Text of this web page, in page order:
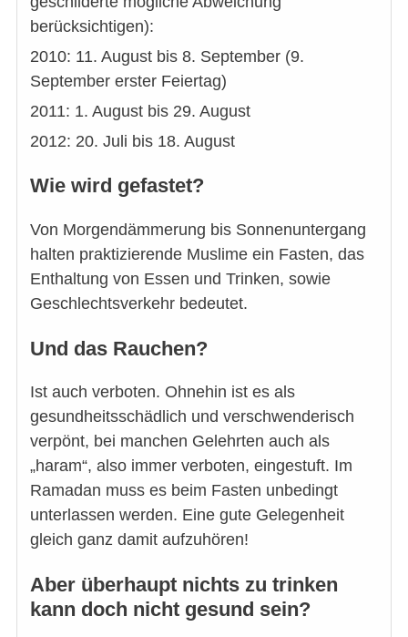
berücksichtigen):
2010: 11. August bis 8. September (9.
September erster Feiertag)
2011: 1. August bis 29. August
2012: 20. Juli bis 18. August
Wie wird gefastet?
Von Morgendämmerung bis Sonnenuntergang
halten praktizierende Muslime ein Fasten, das
Enthaltung von Essen und Trinken, sowie
Geschlechtsverkehr bedeutet.
Und das Rauchen?
Ist auch verboten. Ohnehin ist es als
gesundheitsschädlich und verschwenderisch
verpönt, bei manchen Gelehrten auch als
„haram“, also immer verboten, eingestuft. Im
Ramadan muss es beim Fasten unbedingt
unterlassen werden. Eine gute Gelegenheit
gleich ganz damit aufzuhören!
Aber überhaupt nichts zu trinken
kann doch nicht gesund sein?